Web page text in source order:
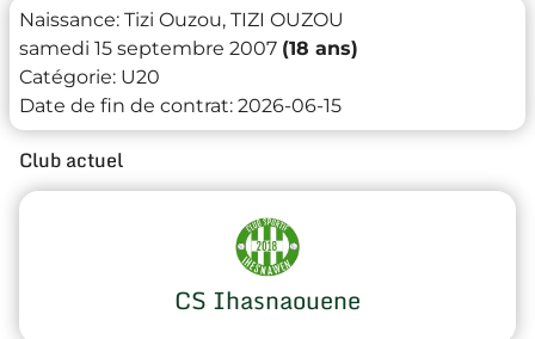
Naissance: Tizi Ouzou, TIZI OUZOU
samedi 15 septembre 2007 (18 ans)
Catégorie: U20
Date de fin de contrat: 2026-06-15
Club actuel
CS Ihasnaouene